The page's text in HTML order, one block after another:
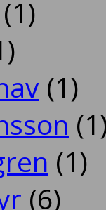
(1)
(1)
(1)
(6)